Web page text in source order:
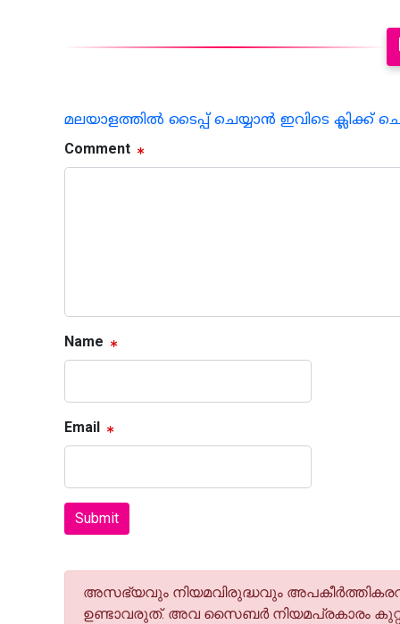
മലയാളത്തില്‍ ടൈപ്പ് ചെയ്യാന്‍ ഇവിടെ ക്ലിക്ക്
Comment
Name
Email
Submit
അസഭ്യവും നിയമവിരുദ്ധവും
ഉണ്ടാവരുത്. അവ സൈബര്‍ നിയമപ്രകാരം